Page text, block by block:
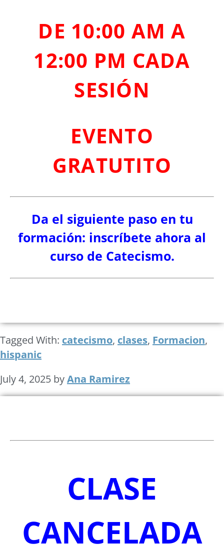
DE 10:00 AM A
12:00 PM CADA
SESIÓN
EVENTO
GRATUTITO
Da el siguiente paso en tu
formación: inscríbete ahora al
curso de Catecismo.
Tagged With: catecismo, clases, Formacion,
hispanic
July 4, 2025 byAna Ramirez
CLASE
CANCELADA